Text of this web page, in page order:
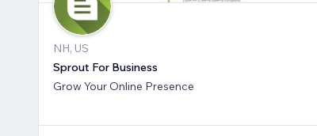
NH, US
Sprout For Business
Grow Your Online Presence